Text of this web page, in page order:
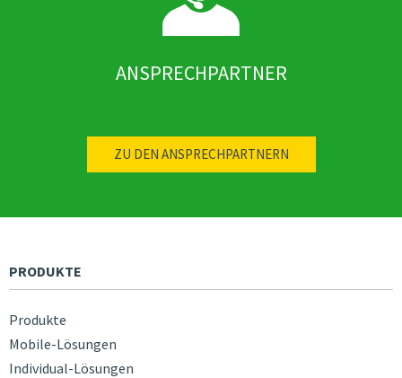
ANSPRECHPARTNER
ZU DEN ANSPRECHPARTNERN
PRODUKTE
Produkte
Mobile-Lösungen
Individual-Lösungen